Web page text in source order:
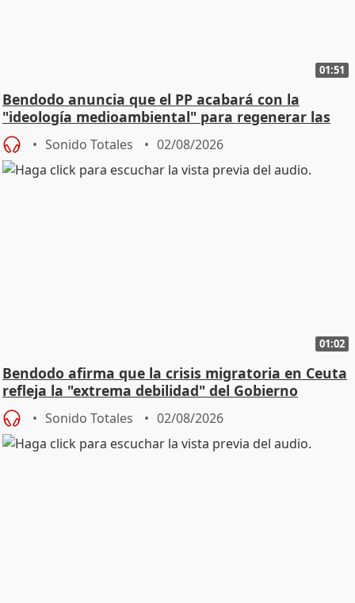
01:51
Bendodo anuncia que el PP acabará con la
"ideología medioambiental" para regenerar las
playas
Sonido Totales 02/08/2026
01:02
Bendodo afirma que la crisis migratoria en Ceuta
refleja la "extrema debilidad" del Gobierno
Sonido Totales 02/08/2026